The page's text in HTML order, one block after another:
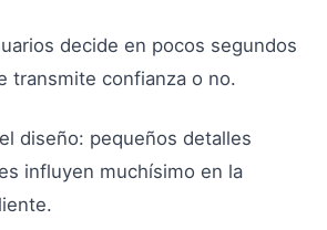
decide en pocos segundos
transmite confianza o no.
diseño: pequeños detalles
influyen muchísimo en la